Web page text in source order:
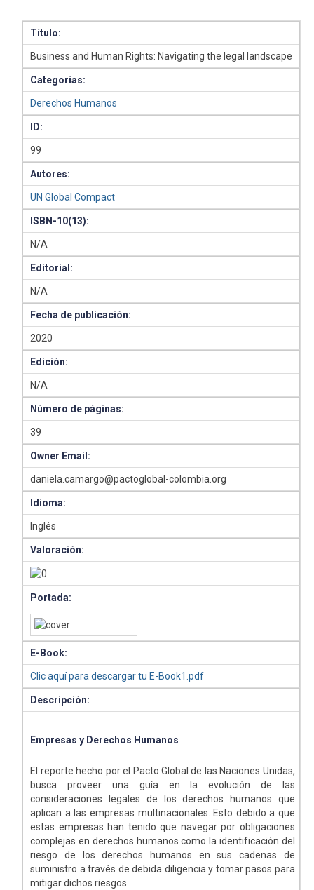
Título:
Business and Human Rights: Navigating the legal landscape
Categorías:
Derechos Humanos
ID:
99
Autores:
UN Global Compact
ISBN-10(13):
N/A
Editorial:
N/A
Fecha de publicación:
2020
Edición:
N/A
Número de páginas:
39
Owner Email:
daniela.camargo@pactoglobal-colombia.org
Idioma:
Inglés
Valoración:
Portada:
E-Book:
Clic aquí para descargar tu E-Book1.pdf
Descripción:
Empresas y Derechos Humanos
El reporte hecho por el Pacto Global de las Naciones Unidas,
busca proveer una guía en la evolución de las
consideraciones legales de los derechos humanos que
aplican a las empresas multinacionales. Esto debido a que
estas empresas han tenido que navegar por obligaciones
complejas en derechos humanos como la identificación del
riesgo de los derechos humanos en sus cadenas de
suministro a través de debida diligencia y tomar pasos para
mitigar dichos riesgos.